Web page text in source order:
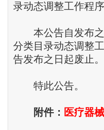
录动态调整工作程
本公告自发布之
分类目录动态调整
告发布之日起废止。
特此公告。
附件： 医疗器